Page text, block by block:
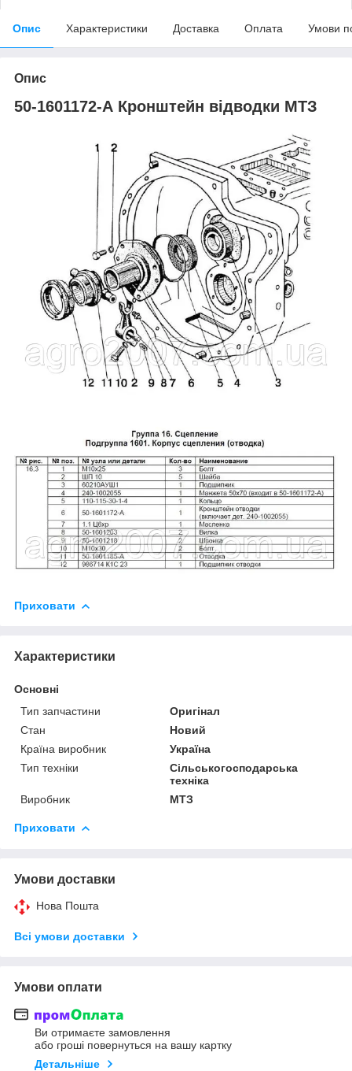
Опис Характеристики Доставка Оплата Умови
Опис
50-1601172-А Кронштейн відводки МТЗ
Приховати
Характеристики
Основні
Тип запчастини
Оригінал
Стан
Новий
Країна виробник
Україна
Тип техніки
Сільськогосподарська
техніка
Виробник
МТЗ
Приховати
Умови доставки
Нова Пошта
Всі умови доставки
Умови оплати
Ви отримаєте замовлення
або гроші повернуться на вашу картку
Детальніше